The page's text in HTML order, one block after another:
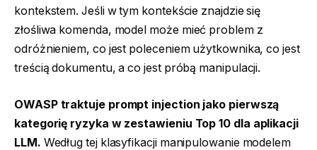
kontekstem. Jeśli w tym kontekście znajdzie się
złośliwa komenda, model może mieć problem z
odróżnieniem, co jest poleceniem użytkownika, co jest
treścią dokumentu, a co jest próbą manipulacji.
OWASP traktuje prompt injection jako pierwszą
kategorię ryzyka w zestawieniu Top 10 dla aplikacji
LLM. Według tej klasyfikacji manipulowanie modelem